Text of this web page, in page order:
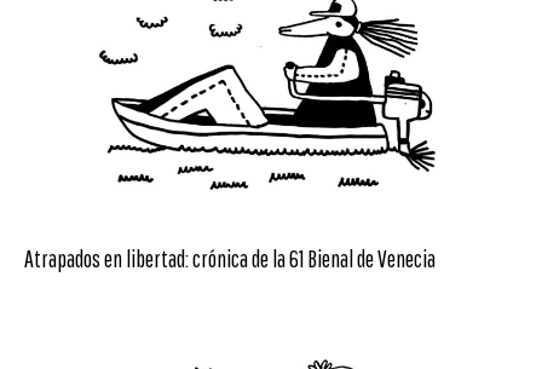
Atrapados en libertad: crónica de la 61 Bienal de Venecia